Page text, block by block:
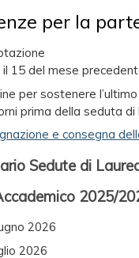
per la
il 15 del mese
per sostenere
prima della seduta di
e consegna
Sedute di
2025/
2026
2026